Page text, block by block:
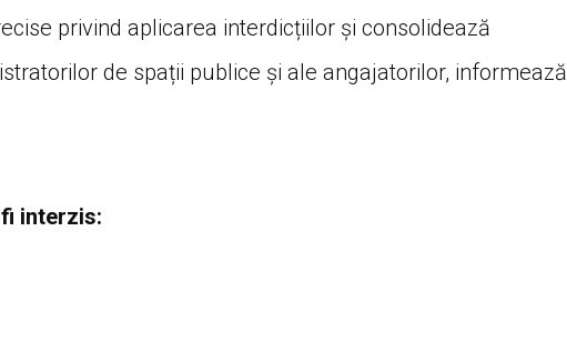
privind aplicarea interdicțiilor și consolidează
de spații publice și ale angajatorilor, informează
interzis: